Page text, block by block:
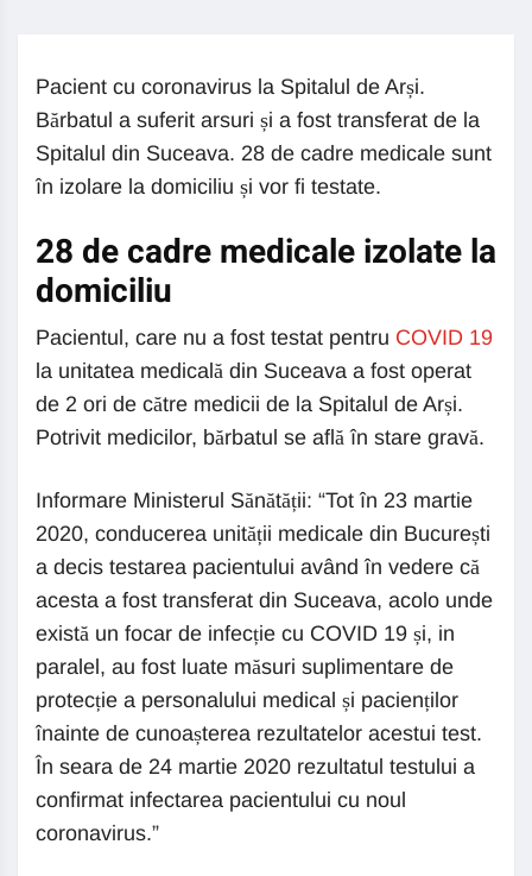
Pacient cu coronavirus la Spitalul de Arși.
Bărbatul a suferit arsuri și a fost transferat de la
Spitalul din Suceava. 28 de cadre medicale sunt
în izolare la domiciliu și vor fi testate.
28 de cadre medicale izolate la
domiciliu
Pacientul, care nu a fost testat pentru COVID 19
la unitatea medicală din Suceava a fost operat
de 2 ori de către medicii de la Spitalul de Arși.
Potrivit medicilor, bărbatul se află în stare gravă.
Informare Ministerul Sănătății: “Tot în 23 martie
2020, conducerea unității medicale din București
a decis testarea pacientului având în vedere că
acesta a fost transferat din Suceava, acolo unde
există un focar de infecție cu COVID 19 și, in
paralel, au fost luate măsuri suplimentare de
protecție a personalului medical și pacienților
înainte de cunoașterea rezultatelor acestui test.
În seara de 24 martie 2020 rezultatul testului a
confirmat infectarea pacientului cu noul
coronavirus.”